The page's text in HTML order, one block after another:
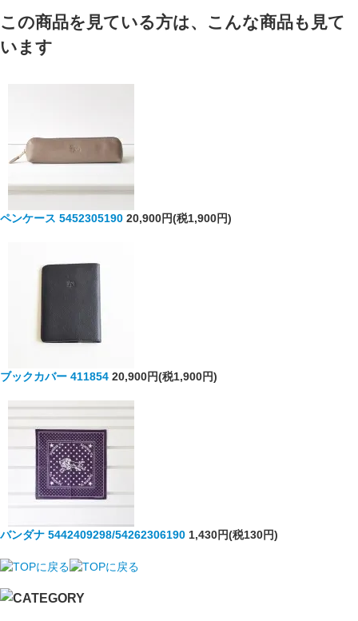
この商品を見ている方は、こんな商品も見て
います
ペンケース 5452305190 20,900円(税1,900円)
ブックカバー 411854 20,900円(税1,900円)
バンダナ 5442409298/54262306190 1,430円(税130円)